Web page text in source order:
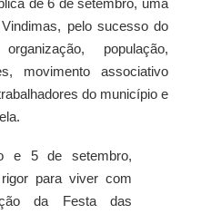
pelo sucesso do
população,
movimento associativo
do município e
e 5 de setembro,
para viver com
da Festa das